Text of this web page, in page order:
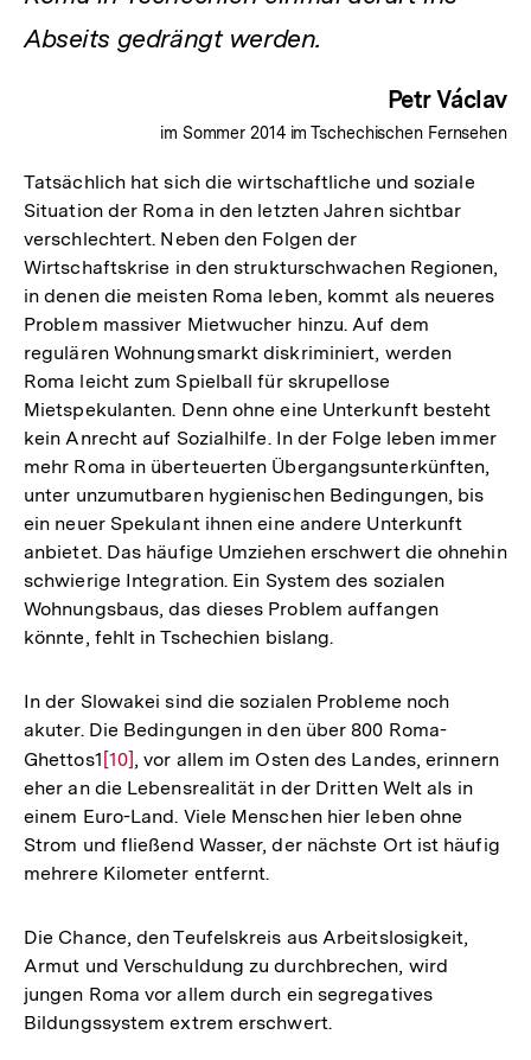
Abseits gedrängt werden.
Petr Václav
im Sommer 2014 im Tschechischen Fernsehen
Tatsächlich hat sich die wirtschaftliche und soziale
Situation der Roma in den letzten Jahren sichtbar
verschlechtert. Neben den Folgen der
Wirtschaftskrise in den strukturschwachen Regionen,
in denen die meisten Roma leben, kommt als neueres
Problem massiver Mietwucher hinzu. Auf dem
regulären Wohnungsmarkt diskriminiert, werden
Roma leicht zum Spielball für skrupellose
Mietspekulanten. Denn ohne eine Unterkunft besteht
kein Anrecht auf Sozialhilfe. In der Folge leben immer
mehr Roma in überteuerten Übergangsunterkünften,
unter unzumutbaren hygienischen Bedingungen, bis
ein neuer Spekulant ihnen eine andere Unterkunft
anbietet. Das häufige Umziehen erschwert die ohnehin
schwierige Integration. Ein System des sozialen
Wohnungsbaus, das dieses Problem auffangen
könnte, fehlt in Tschechien bislang.
In der Slowakei sind die sozialen Probleme noch
akuter. Die Bedingungen in den über 800 Roma-
Ghettos1 Zur
Auflösung
der
Fußnote
[10] , vor allem im Osten des Landes, erinnern
eher an die Lebensrealität in der Dritten Welt als in
einem Euro-Land. Viele Menschen hier leben ohne
Strom und fließend Wasser, der nächste Ort ist häufig
mehrere Kilometer entfernt.
Die Chance, den Teufelskreis aus Arbeitslosigkeit,
Armut und Verschuldung zu durchbrechen, wird
jungen Roma vor allem durch ein segregatives
Bildungssystem extrem erschwert.